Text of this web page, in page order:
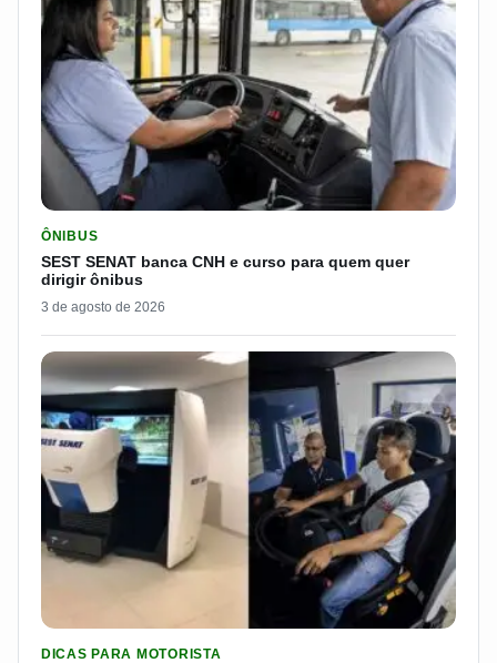
ÔNIBUS
SEST SENAT banca CNH e curso para quem quer
dirigir ônibus
3 de agosto de 2026
DICAS PARA MOTORISTA